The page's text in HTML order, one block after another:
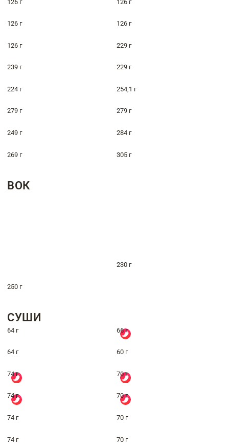
126 г 126 г
126 г 126 г
126 г 229 г
239 г 229 г
224 г 254,1 г
279 г 279 г
249 г 284 г
269 г 305 г
ВОК
230 г
250 г
СУШИ
64 г 66 г
64 г 60 г
74 г 70 г
74 г 70 г
74 г 70 г
74 г 70 г